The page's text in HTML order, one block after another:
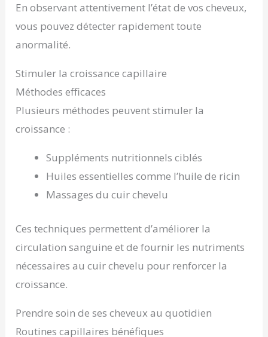
En observant attentivement l’état de vos cheveux,
vous pouvez détecter rapidement toute
anormalité.
Stimuler la croissance capillaire
Méthodes efficaces
Plusieurs méthodes peuvent stimuler la
croissance :
Suppléments nutritionnels ciblés
Huiles essentielles comme l’huile de ricin
Massages du cuir chevelu
Ces techniques permettent d’améliorer la
circulation sanguine et de fournir les nutriments
nécessaires au cuir chevelu pour renforcer la
croissance.
Prendre soin de ses cheveux au quotidien
Routines capillaires bénéfiques